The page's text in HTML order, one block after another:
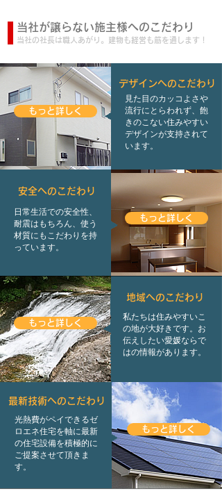
もっと詳しく
デザインへのこだわり
見た目のカッコよさや
流行にとらわれず、飽
きのこない住みやすい
デザインが支持されて
います。
もっと詳しく
地域へのこだわり
私たちは住みやすいこ
の地が大好きです。お
伝えしたい愛媛ならで
はの情報があります。
もっと詳しく
安全へのこだわり
日常生活での安全性、
耐震はもちろん、使う
材質にもこだわりを持
っています。
もっと詳しく
最新技術へのこだわり
光熱費がペイできるゼ
ロエネ住宅を軸に最新
の住宅設備を積極的に
ご提案させて頂きま
す。
当社が譲らない施主様へのこだわり
当社の社長は職人あがり。建物も経営も筋を通します！